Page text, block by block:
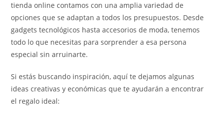
tienda online contamos con una amplia variedad de
opciones que se adaptan a todos los presupuestos. Desde
gadgets tecnológicos hasta accesorios de moda, tenemos
todo lo que necesitas para sorprender a esa persona
especial sin arruinarte.
Si estás buscando inspiración, aquí te dejamos algunas
ideas creativas y económicas que te ayudarán a encontrar
el regalo ideal: